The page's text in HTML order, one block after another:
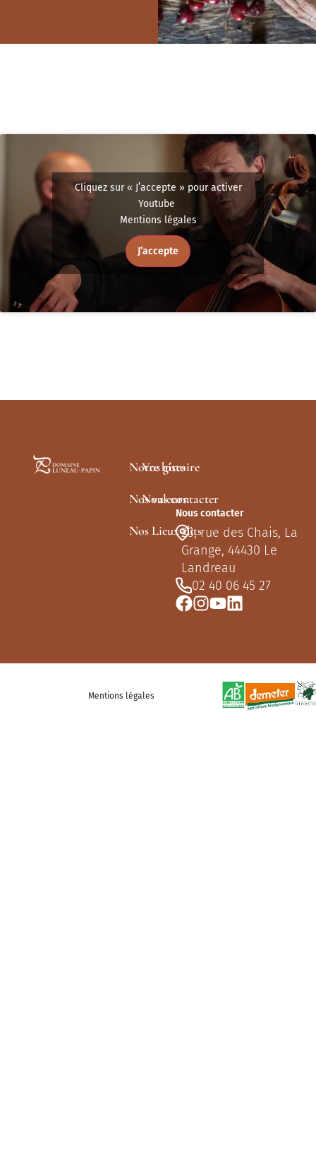
Cliquez sur « J’accepte » pour activer
Youtube
Mentions légales
J’accepte
Notre histoire
Nos valeurs
Nos Lieux-dits
Vos gîtes
Nous contacter
Nous contacter
23, rue des Chais, La
Grange, 44430 Le
Landreau
02 40 06 45 27
Mentions légales